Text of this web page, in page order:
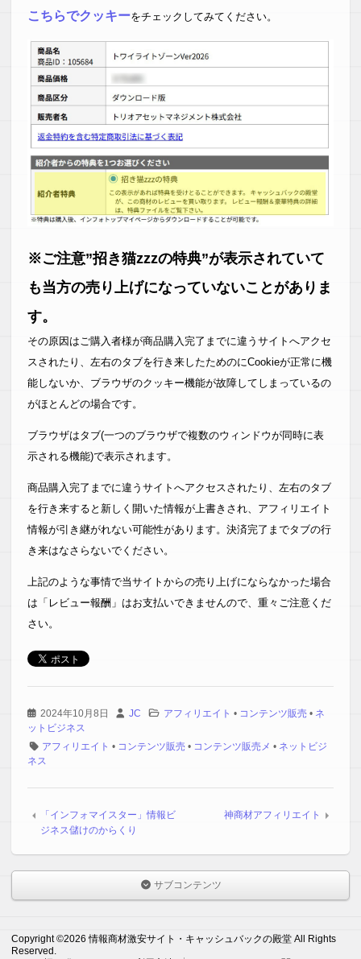
こちらでクッキーをチェックしてみてください。
※ご注意”招き猫zzzの特典”が表示されていて
も当方の売り上げになっていないことがありま
す。
その原因はご購入者様が商品購入完了までに違うサイトへアクセ
スされたり、左右のタブを行き来したためのにCookieが正常に機
能しないか、ブラウザのクッキー機能が故障してしまっているの
がほとんどの場合です。
ブラウザはタブ(一つのブラウザで複数のウィンドウが同時に表
示される機能)で表示されます。
商品購入完了までに違うサイトへアクセスされたり、左右のタブ
を行き来すると新しく開いた情報が上書きされ、アフィリエイト
情報が引き継がれない可能性があります。決済完了までタブの行
き来はなさらないでください。
上記のような事情で当サイトからの売り上げにならなかった場合
は「レビュー報酬」はお支払いできませんので、重々ご注意くだ
さい。
2024年10月8日 JC アフィリエイト • コンテンツ販売 • ネ
ットビジネス
アフィリエイト • コンテンツ販売 • コンテンツ販売メ • ネットビジ
ネス
「インフォマイスター」情報ビ
ジネス儲けのからくり
神商材アフィリエイト
サブコンテンツ
Copyright ©2026 情報商材激安サイト・キャッシュバックの殿堂 All Rights
Reserved.